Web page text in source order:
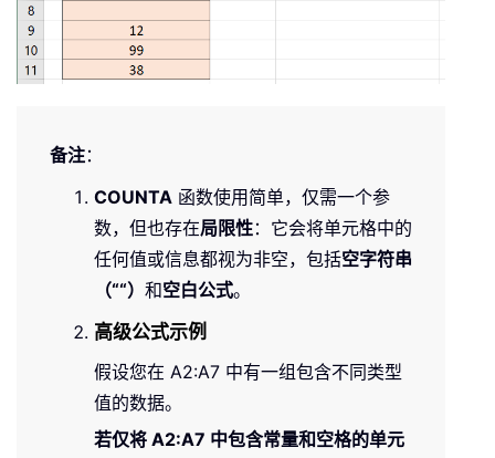
备注：
COUNTA 函数使用简单，仅需一个参
数，但也存在局限性：它会将单元格中的
任何值或信息都视为非空，包括空字符串
（““） 和空白公式。
高级公式示例
假设您在 A2:A7 中有一组包含不同类型
值的数据。
若仅将 A2:A7 中包含常量和空格的单元